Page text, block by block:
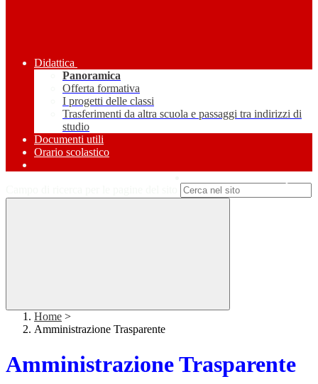
Didattica
Panoramica
Offerta formativa
I progetti delle classi
Trasferimenti da altra scuola e passaggi tra indirizzi di
studio
Documenti utili
Orario scolastico
Home >
Amministrazione Trasparente
Amministrazione Trasparente